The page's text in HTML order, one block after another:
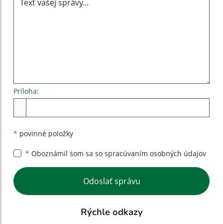
Príloha:
* povinné položky
* Oboznámil som sa so spracúvaním osobných údajov
Google reCaptcha Response
Odoslať správu
Rýchle odkazy